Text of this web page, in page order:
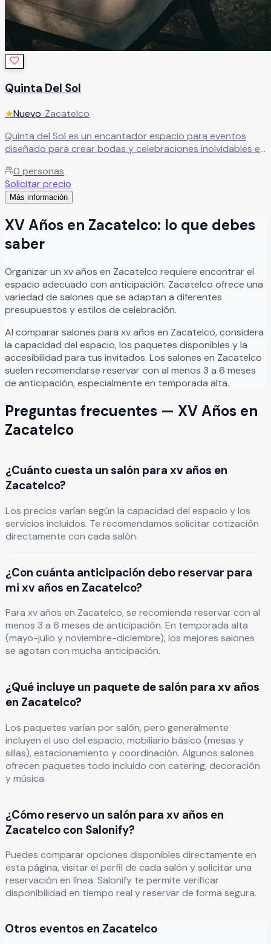
Quinta Del Sol
★Nuevo•Zacatelco
Quinta del Sol es un encantador espacio para eventos
diseñado para crear bodas y celebraciones inolvidables en
Este hermoso recinto ofrece el escenario perfecto para
bodas, XV años, aniversarios, graduaciones y eventos
sociales especiales, brindando una atmósfera romántica
cuento de hadas. En Quinta del Sol cada detalle está
pensado para crear experiencias memorables y
totalmente personalizadas, logrando que cada
sofisticado y lleno de encanto para familiares y amigos.
Leer más
0 personas
Solicitar precio
Más información
XV Años en Zacatelco: lo que debes
saber
Organizarun xv años en Zacatelco requiere encontrar el
espacio adecuado con anticipación. Zacatelco ofrece una
variedad de salones que se adaptan a diferentes
presupuestos y estilos de celebración.
Al comparar salones para xv años en Zacatelco, considera
la capacidad del espacio, los paquetes disponibles y la
accesibilidad para tus invitados. Los salones en Zacatelco
suelen recomendarse reservar con al menos 3 a 6 meses
de anticipación, especialmente en temporada alta.
Preguntas frecuentes — XV Años en
Zacatelco
¿Cuánto cuesta un salón para xv años en
Zacatelco?
Los precios varían según la capacidad del espacio y los
servicios incluidos. Te recomendamos solicitar cotización
directamente con cada salón.
¿Con cuánta anticipación debo reservar para
mi xv años en Zacatelco?
Para xv años en Zacatelco, se recomienda reservar con al
menos 3 a 6 meses de anticipación. En temporada alta
(mayo-julio y noviembre-diciembre), los mejores salones
se agotan con mucha anticipación.
¿Qué incluye un paquete de salón para xv años
en Zacatelco?
Los paquetes varían por salón, pero generalmente
incluyen el uso del espacio, mobiliario básico (mesas y
sillas), estacionamiento y coordinación. Algunos salones
ofrecen paquetes todo incluido con catering, decoración
y música.
¿Cómo reservo un salón para xv años en
Zacatelco con Salonify?
Puedes comparar opciones disponibles directamente en
esta página, visitar el perfil de cada salón y solicitar una
reservación en línea. Salonify te permite verificar
disponibilidad en tiempo real y reservar de forma segura.
Otros eventos en Zacatelco